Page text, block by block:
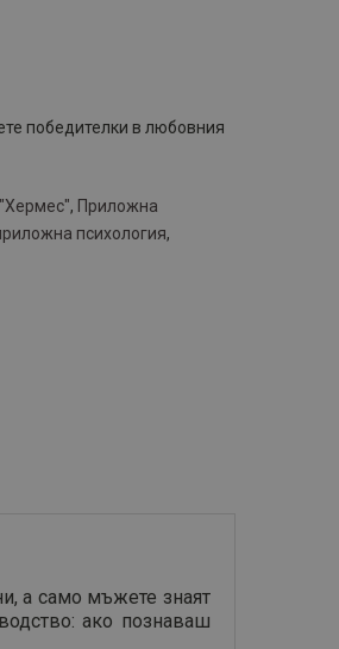
победителки в любовния
, Приложна
психология,
а само мъжете знаят
ако познаваш